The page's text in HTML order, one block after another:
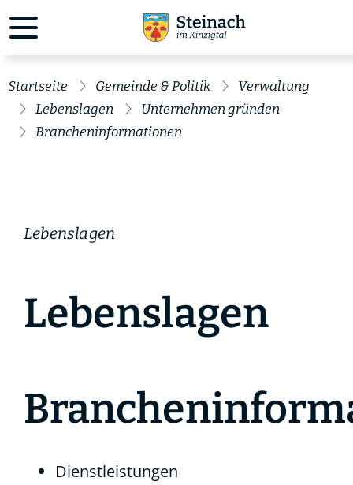
Startseite Gemeinde & Politik
Verwaltung
Lebenslagen
Unternehmen gründen
Brancheninformationen
Lebenslagen
Lebenslagen
Dienstleistungen